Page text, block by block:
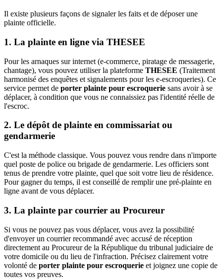
Il existe plusieurs façons de signaler les faits et de déposer une
plainte officielle.
1. La plainte en ligne via THESEE
Pour les arnaques sur internet (e-commerce, piratage de messagerie,
chantage), vous pouvez utiliser la plateforme THESEE (Traitement
harmonisé des enquêtes et signalements pour les e-escroqueries). Ce
service permet de porter plainte pour escroquerie sans avoir à se
déplacer, à condition que vous ne connaissiez pas l'identité réelle de
l'escroc.
2. Le dépôt de plainte en commissariat ou
gendarmerie
C'est la méthode classique. Vous pouvez vous rendre dans n'importe
quel poste de police ou brigade de gendarmerie. Les officiers sont
tenus de prendre votre plainte, quel que soit votre lieu de résidence.
Pour gagner du temps, il est conseillé de remplir une pré-plainte en
ligne avant de vous déplacer.
3. La plainte par courrier au Procureur
Si vous ne pouvez pas vous déplacer, vous avez la possibilité
d'envoyer un courrier recommandé avec accusé de réception
directement au Procureur de la République du tribunal judiciaire de
votre domicile ou du lieu de l'infraction. Précisez clairement votre
volonté de porter plainte pour escroquerie et joignez une copie de
toutes vos preuves.